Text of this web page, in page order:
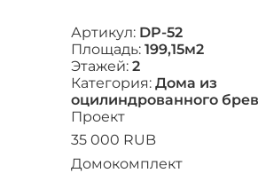
Артикул: DP-52
Площадь: 199,15м2
Этажей: 2
Категория: Дома из
оцилиндрованного
Проект
35 000 RUB
Домокомплект